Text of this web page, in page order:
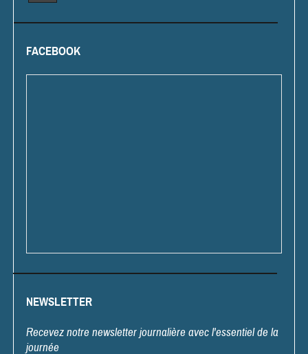
FACEBOOK
NEWSLETTER
Recevez notre newsletter journalière avec l'essentiel de la
journée